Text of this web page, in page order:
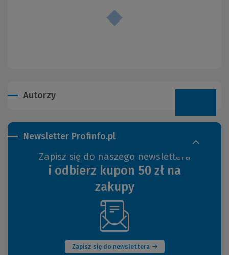
Autorzy
Newsletter Profinfo.pl
Zapisz się do naszego newslettera
i odbierz kupon 50 zł na
zakupy
Zapisz się do newslettera
(Nowe
okno)